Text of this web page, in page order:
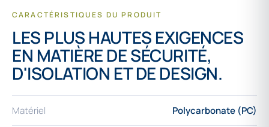
CARACTÉRISTIQUES DU PRODUIT
LES PLUS HAUTES EXIGENCES
EN MATIÈRE DE SÉCURITÉ,
D'ISOLATION ET DE DESIGN.
Matériel Polycarbonate (PC)